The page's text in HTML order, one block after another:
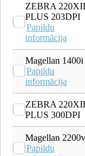
ZEBRA
PLUS 203DPI
Papildu
informācija
Magellan 1400i
Papildu
informācija
ZEBRA
PLUS 300DPI
Magellan
Papildu